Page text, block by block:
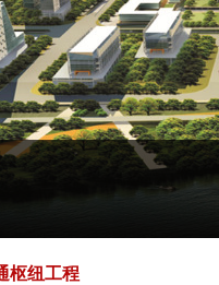
枢纽工程